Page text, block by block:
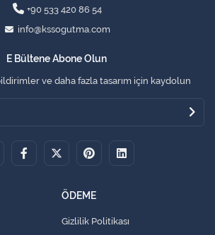
+90 533 420 86 54
info@kssogutma.com
E Bültene Abone Olun
ve daha fazla tasarım için kaydolun
ÖDEME
Gizlilik Politikası